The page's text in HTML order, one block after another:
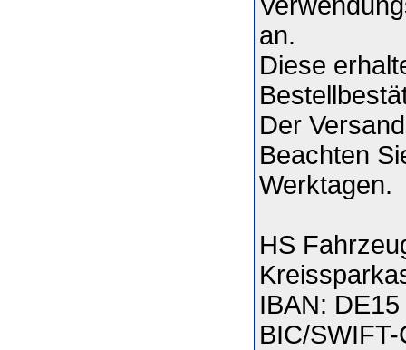
an.
Diese
Der
Beachten
Werktagen.
HS
IBAN:
BIC/